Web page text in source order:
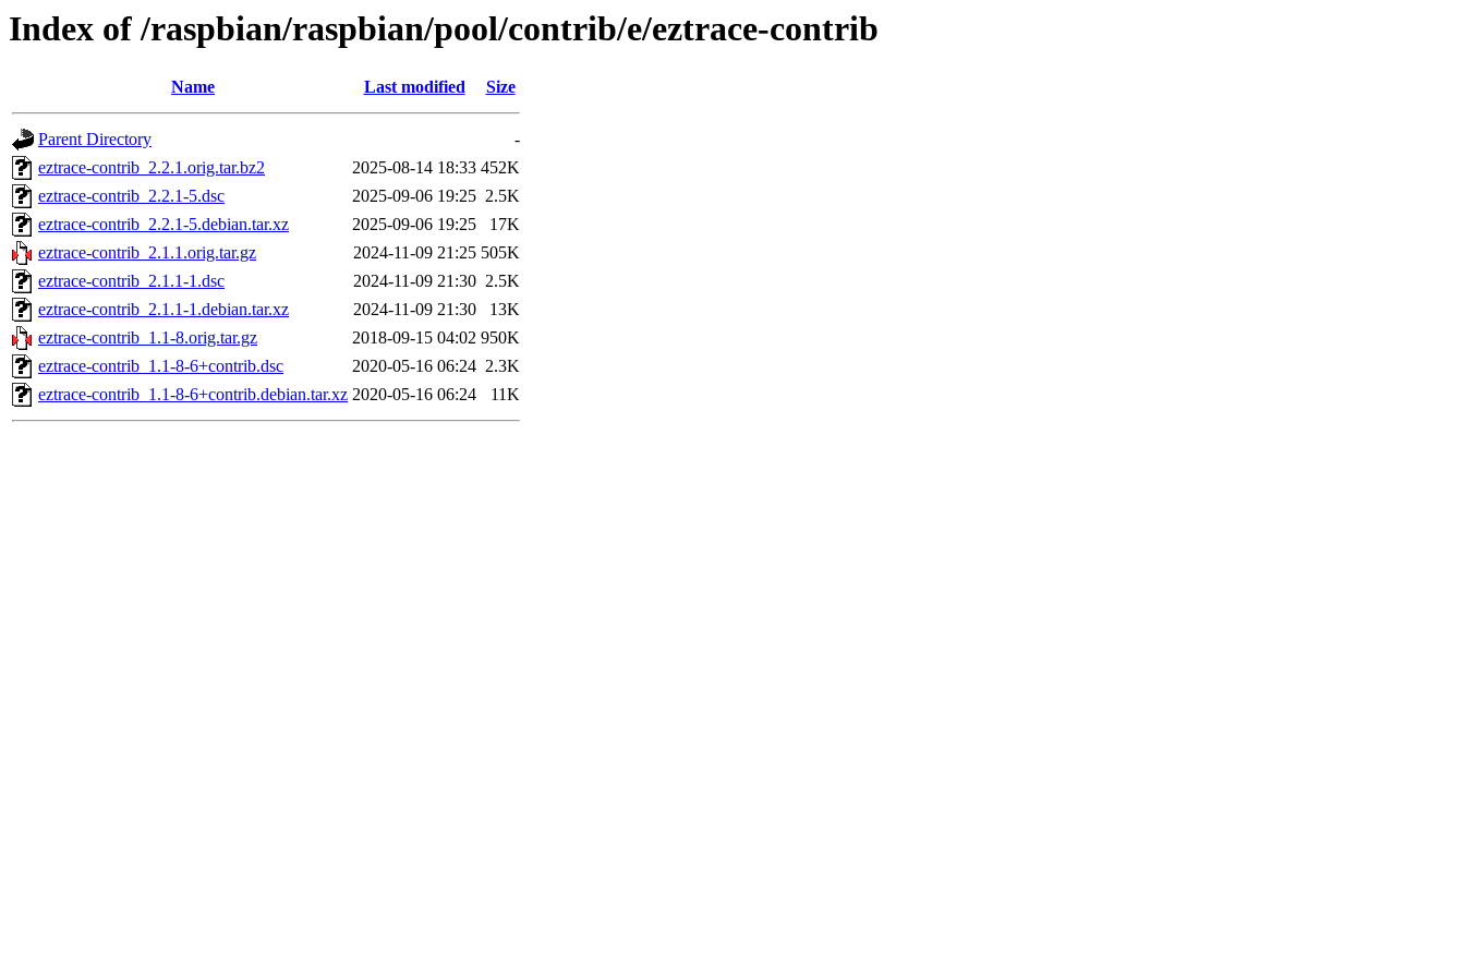
Index of /raspbian/raspbian/pool/contrib/e/eztrace-contrib
Name Last modified Size
Parent Directory
-
eztrace-contrib_2.2.1.orig.tar.bz2
2025-08-14 18:33 452K
eztrace-contrib_2.2.1-5.dsc
2025-09-06 19:25 2.5K
eztrace-contrib_2.2.1-5.debian.tar.xz
2025-09-06 19:25
17K
eztrace-contrib_2.1.1.orig.tar.gz
2024-11-09 21:25 505K
eztrace-contrib_2.1.1-1.dsc
2024-11-09 21:30 2.5K
eztrace-contrib_2.1.1-1.debian.tar.xz
2024-11-09 21:30
13K
eztrace-contrib_1.1-8.orig.tar.gz
2018-09-15 04:02 950K
eztrace-contrib_1.1-8-6+contrib.dsc
2020-05-16 06:24 2.3K
eztrace-contrib_1.1-8-6+contrib.debian.tar.xz 2020-05-16 06:24 11K